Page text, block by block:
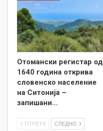
Отомански регистар од
1640 година открива
словенско население
на Ситонија –
запишани…
ПТРЕТХ СЛЕДНО